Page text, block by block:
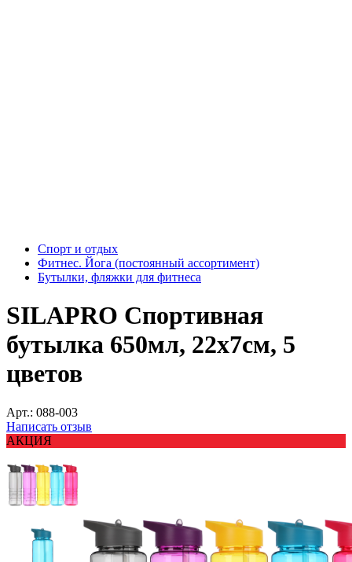
Спорт и отдых
Фитнес. Йога (постоянный ассортимент)
Бутылки, фляжки для фитнеса
SILAPRO Спортивная
бутылка 650мл, 22х7см, 5
цветов
Арт.: 088-003
Написать отзыв
АКЦИЯ